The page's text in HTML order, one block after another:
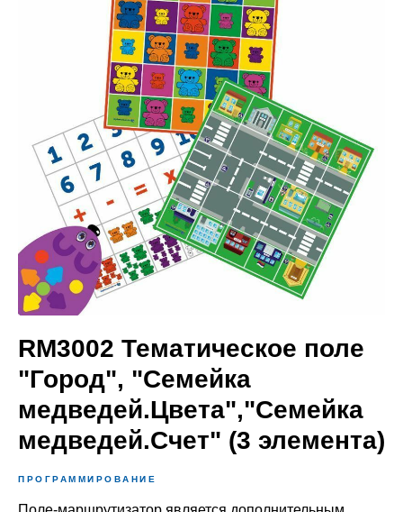
RM3002 Тематическое поле
"Город", "Семейка
медведей.Цвета","Семейка
медведей.Счет" (3 элемента)
ПРОГРАММИРОВАНИЕ